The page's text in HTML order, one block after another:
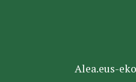
Alea.eus-